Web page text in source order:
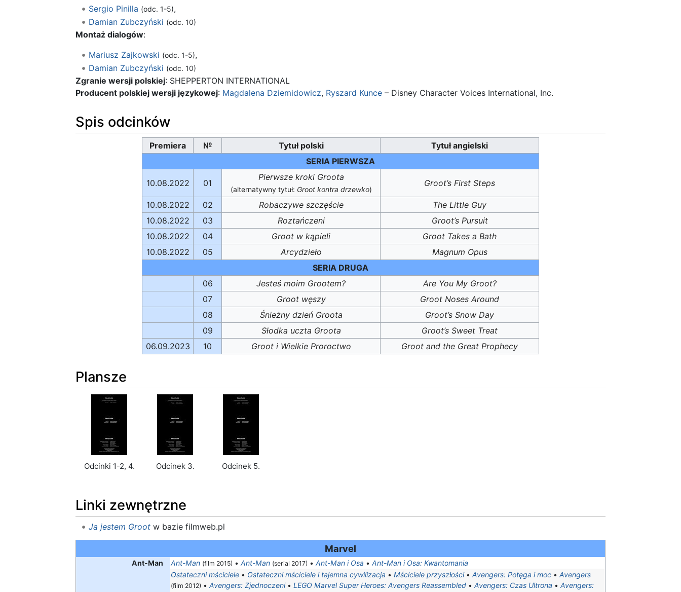
Sergio Pinilla (odc. 1-5),
Damian Zubczyński (odc. 10)
Montaż dialogów:
Mariusz Zajkowski (odc. 1-5),
Damian Zubczyński (odc. 10)
Zgranie wersji polskiej: SHEPPERTON INTERNATIONAL
Producent polskiej wersji językowej: Magdalena Dziemidowicz, Ryszard Kunce – Disney Character Voices International, Inc.
Spis odcinków
Premiera № Tytuł polski
Tytuł angielski
SERIA PIERWSZA
10.08.2022 01
Pierwsze kroki Groota
(alternatywny tytuł: Groot kontra drzewko)
Groot’s First Steps
10.08.2022 02 Robaczywe szczęście
The Little Guy
10.08.2022
03 Roztańczeni
Groot’s Pursuit
10.08.2022
04 Groot w kąpieli
Groot Takes a Bath
10.08.2022
05 Arcydzieło
Magnum Opus
SERIA DRUGA
06
Jesteś moim Grootem?
Are You My Groot?
07
Groot węszy
Groot Noses Around
08
Śnieżny dzień Groota
Groot’s Snow Day
09
Słodka uczta Groota
Groot’s Sweet Treat
06.09.2023
10 Groot i Wielkie Proroctwo Groot and the Great Prophecy
Plansze
Odcinki 1-2, 4. Odcinek 3. Odcinek 5.
Linki zewnętrzne
Ja jestem Grootw bazie filmweb.pl
Marvel
Ant-Man Ant-Man (film 2015) • Ant-Man (serial 2017) • Ant-Man i Osa • Ant-Man i Osa: Kwantomania
Ostateczni mściciele • Ostateczni mściciele i tajemna cywilizacja • Mściciele przyszłości• Avengers: Potęga i moc • Avengers
(film 2012) • Avengers: Zjednoczeni• LEGO Marvel Super Heroes: Avengers Reassembled • Avengers: Czas Ultrona • Avengers: